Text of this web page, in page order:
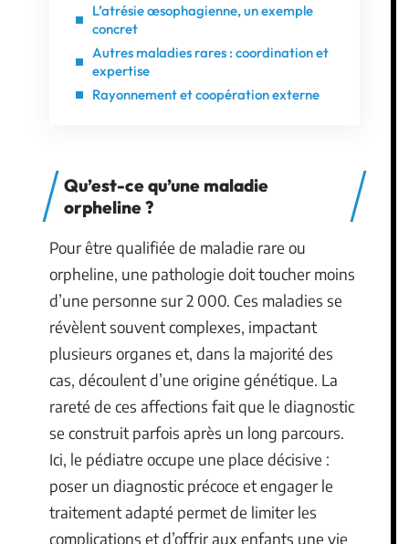
L’atrésie œsophagienne, un exemple
concret
Autres maladies rares : coordination et
expertise
Rayonnement et coopération externe
Qu’est-ce qu’une maladie
orpheline ?
Pour être qualifiée de maladie rare ou
orpheline, une pathologie doit toucher moins
d’une personne sur 2 000. Ces maladies se
révèlent souvent complexes, impactant
plusieurs organes et, dans la majorité des
cas, découlent d’une origine génétique. La
rareté de ces affections fait que le diagnostic
se construit parfois après un long parcours.
Ici, le pédiatre occupe une place décisive :
poser un diagnostic précoce et engager le
traitement adapté permet de limiter les
complications et d’offrir aux enfants une vie